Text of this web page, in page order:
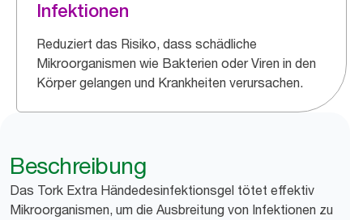
Infektionen
Reduziert das Risiko, dass schädliche
Mikroorganismen wie Bakterien oder Viren in den
Körper gelangen und Krankheiten verursachen.
Beschreibung
Das Tork Extra Händedesinfektionsgel tötet effektiv
Mikroorganismen, um die Ausbreitung von Infektionen zu